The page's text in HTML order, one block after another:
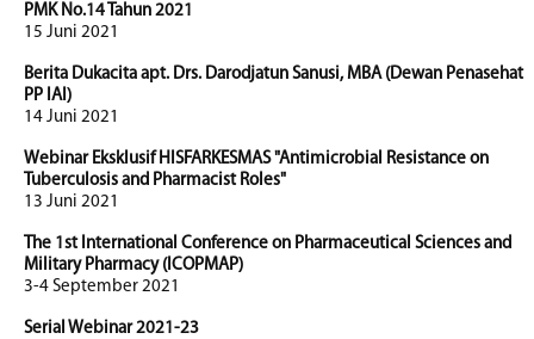
PMK No.14 Tahun 2021
15 Juni 2021
Berita Dukacita apt. Drs. Darodjatun Sanusi, MBA (Dewan Penasehat
PP IAI)
14 Juni 2021
Webinar Eksklusif HISFARKESMAS "Antimicrobial Resistance on
Tuberculosis and Pharmacist Roles"
13 Juni 2021
The 1st International Conference on Pharmaceutical Sciences and
Military Pharmacy (ICOPMAP)
3-4 September 2021
Serial Webinar 2021-23